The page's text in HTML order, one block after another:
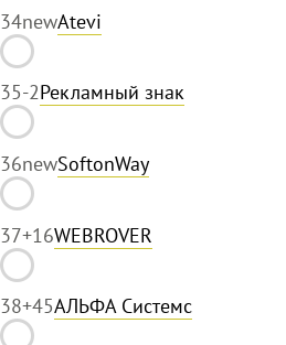
34newAtevi
35-2Рекламный знак
36newSoftonWay
37+16WEBROVER
38+45АЛЬФА Системс